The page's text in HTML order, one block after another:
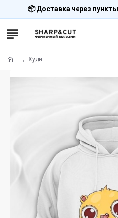
📦 Доставка через пункты
Худи